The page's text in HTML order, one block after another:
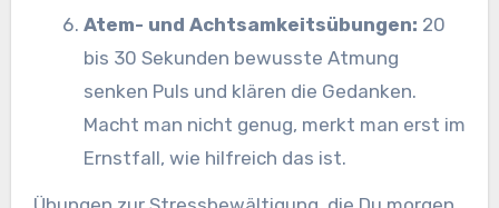
Atem- und Achtsamkeitsübungen: 20
bis 30 Sekunden bewusste Atmung
senken Puls und klären die Gedanken.
Macht man nicht genug, merkt man erst im
Ernstfall, wie hilfreich das ist.